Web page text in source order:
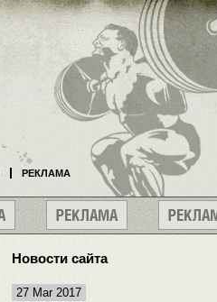
Новости сайта
27 Mar 2017
РЕКЛАМА